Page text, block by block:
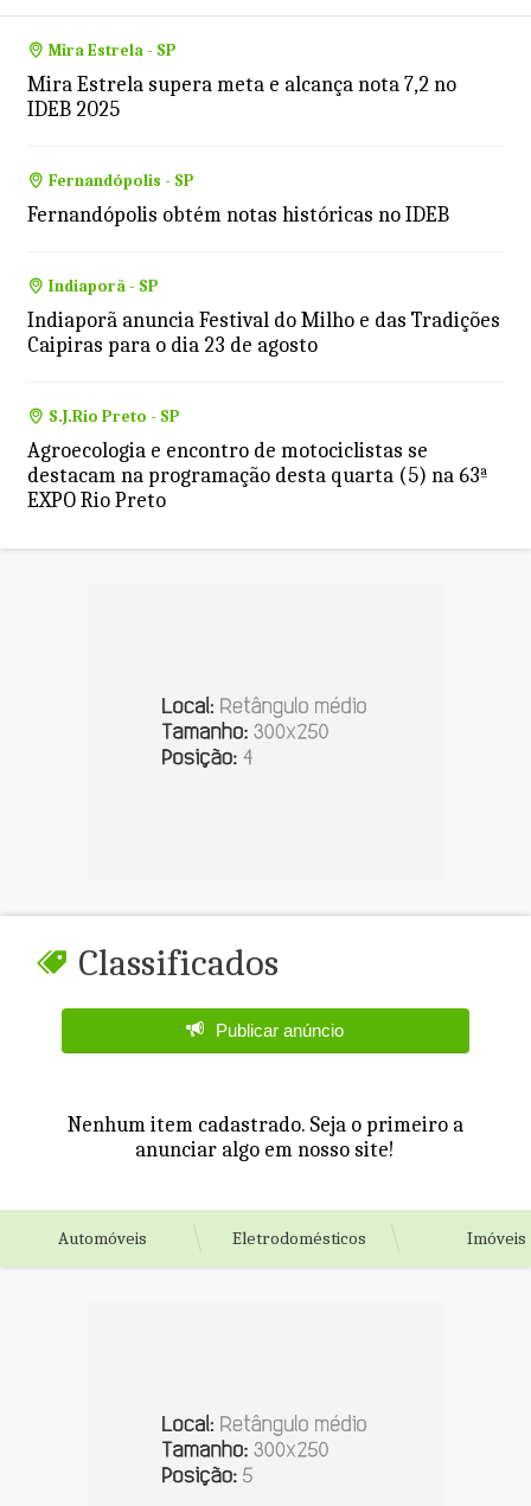
Mira Estrela - SP
Mira Estrela supera meta e alcança nota 7,2 no
IDEB 2025
Fernandópolis - SP
Fernandópolis obtém notas históricas no IDEB
Indiaporã - SP
Indiaporã anuncia Festival do Milho e das Tradições
Caipiras para o dia 23 de agosto
S.J.Rio Preto - SP
Agroecologia e encontro de motociclistas se
destacam na programação desta quarta (5) na 63ª
EXPO Rio Preto
Classificados
Publicar anúncio
Nenhum item cadastrado. Seja o primeiro a
anunciar algo em nosso site!
Automóveis Eletrodomésticos Imóveis